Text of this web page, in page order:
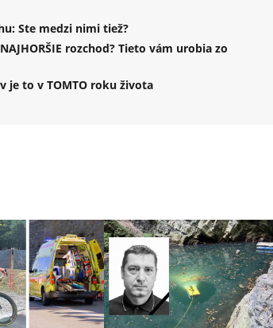
Ste medzi nimi tiež?
rozchod? Tieto vám urobia zo
je to v TOMTO roku života